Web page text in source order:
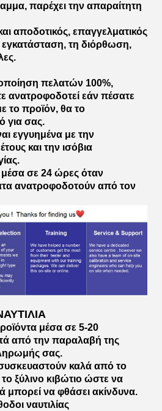
παρέχει την απαραίτητη
αποδοτικός, επαγγελματικός
τη διόρθωση,
πελατών 100%,
εάν πέσατε
το προϊόν, θα το
για σας.
εγγυημένα με την
και την ισόβια
μέσα σε 24 ώρες όταν
ανατροφοδοτούν από τον
μέσα σε 5-20
από την παραλαβή της
σας.
καλά από το
ξύλινο κιβώτιο ώστε να
μπορεί να φθάσει ακίνδυνα.
ναυτιλίας